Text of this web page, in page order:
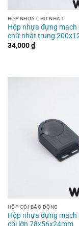
HỘP NHỰA CHỮ NHẬT
Hộp nhựa đựng mạch
chữ nhật trung
34,000₫
HỘP CÒI BÁO ĐỘNG
Hộp nhựa đựng mạch
còi lớn 78x56x24mm